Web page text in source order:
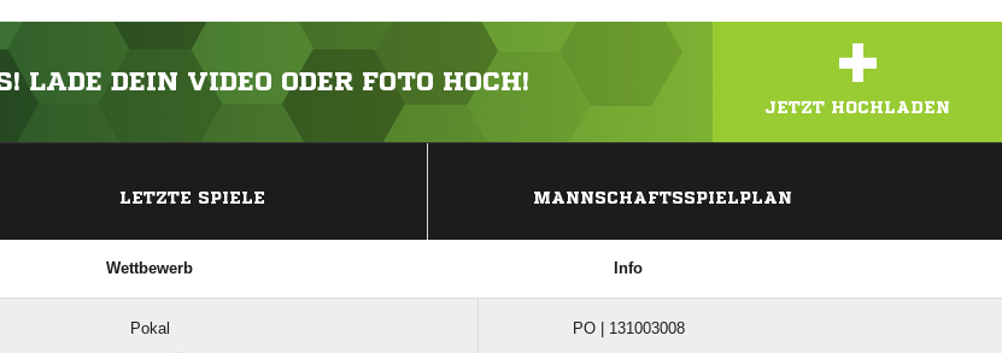
LADE DEIN VIDEO ODER FOTO HOCH! +
JETZT HOCHLADEN
LETZTE SPIELE MANNSCHAFTSSPIELPLAN
Wettbewerb Info
Pokal PO | 131003008